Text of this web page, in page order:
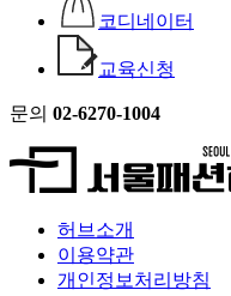
코디네이터
교육신청
문의 02-6270-1004
허브소개
이용약관
개인정보처리방침